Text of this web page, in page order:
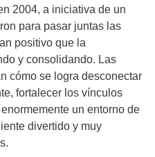
2004, a iniciativa de un
para pasar juntas las
positivo que la
y consolidando. Las
cómo se logra desconectar
fortalecer los vínculos
un entorno de
divertido y muy